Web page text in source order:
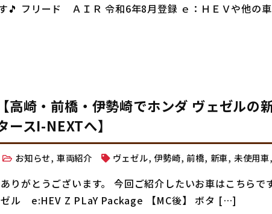
🎵 フリード ＡＩＲ 令和6年8月登録 ｅ：ＨＥＶや他の
高崎・前橋・伊勢崎でホンダ ヴェゼルの
スI-NEXTへ】
お知らせ, 車両紹介 ヴェゼル,伊勢崎, 前橋, 新車, 未使用車,
がとうございます。 今回ご紹介したいお車はこちらです
ゼル e:HEV Z PLaY Package 【MC後】 ボタ […]